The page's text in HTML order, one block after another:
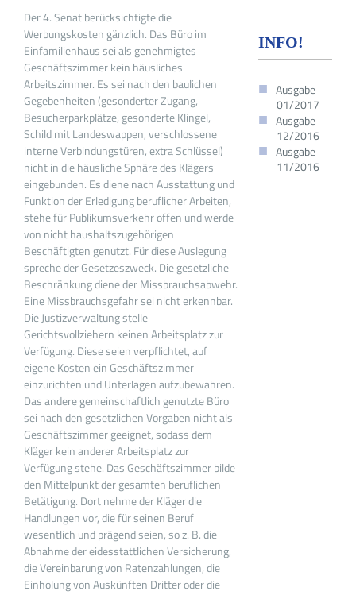
Der 4. Senat berücksichtigte die
Werbungskosten gänzlich. Das Büro im
Einfamilienhaus sei als genehmigtes
Geschäftszimmer kein häusliches
Arbeitszimmer. Es sei nach den baulichen
Gegebenheiten (gesonderter Zugang,
Besucherparkplätze, gesonderte Klingel,
Schild mit Landeswappen, verschlossene
interne Verbindungstüren, extra Schlüssel)
nicht in die häusliche Sphäre des Klägers
eingebunden. Es diene nach Ausstattung und
Funktion der Erledigung beruflicher Arbeiten,
stehe für Publikumsverkehr offen und werde
von nicht haushaltszugehörigen
Beschäftigten genutzt. Für diese Auslegung
spreche der Gesetzeszweck. Die gesetzliche
Beschränkung diene der Missbrauchsabwehr.
Eine Missbrauchsgefahr sei nicht erkennbar.
Die Justizverwaltung stelle
Gerichtsvollziehern keinen Arbeitsplatz zur
Verfügung. Diese seien verpflichtet, auf
eigene Kosten ein Geschäftszimmer
einzurichten und Unterlagen aufzubewahren.
Das andere gemeinschaftlich genutzte Büro
sei nach den gesetzlichen Vorgaben nicht als
Geschäftszimmer geeignet, sodass dem
Kläger kein anderer Arbeitsplatz zur
Verfügung stehe. Das Geschäftszimmer bilde
den Mittelpunkt der gesamten beruflichen
Betätigung. Dort nehme der Kläger die
Handlungen vor, die für seinen Beruf
wesentlich und prägend seien, so z. B. die
Abnahme der eidesstattlichen Versicherung,
die Vereinbarung von Ratenzahlungen, die
Einholung von Auskünften Dritter oder die
INFO!
Ausgabe
01/2017
Ausgabe
12/2016
Ausgabe
11/2016